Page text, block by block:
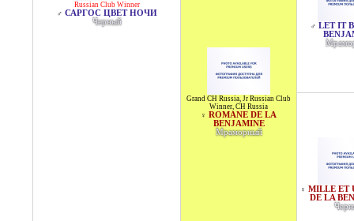
Russian Club Winner
♂ САРГОС ЦВЕТ НОЧИ
Черный
Grand CH Russia, Jr Russian Club
Winner, CH Russia
♀ ROMANE DE LA
BENJAMINE
Мраморный
♂ LET IT
♀ MILLE ET
DE LA